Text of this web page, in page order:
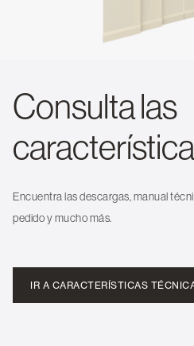
Consulta las
Encuentra las descargas, manual
pedido y mucho más.
IR A CARACTERÍSTICAS